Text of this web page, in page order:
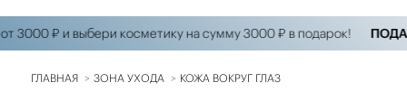
₽ и выбери косметику на сумму 3000 ₽ в подарок! ПОДАРКИ
ГЛАВНАЯ ЗОНА УХОДА КОЖА ВОКРУГ ГЛАЗ